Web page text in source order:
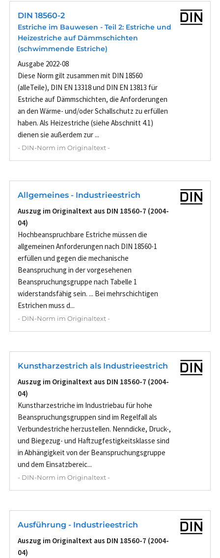
DIN 18560-2
Estriche im Bauwesen - Teil 2: Estriche und
Heizestriche auf Dämmschichten
(schwimmende Estriche)
Ausgabe 2022-08
Diese Norm gilt zusammen mit DIN 18560
(alleTeile), DIN EN 13318 und DIN EN 13813 für
Estriche auf Dämmschichten, die Anforderungen
an den Wärme- und/oder Schallschutz zu erfüllen
haben. Als Heizestriche (siehe Abschnitt 4.1)
dienen sie außerdem zur ...
- DIN-Norm im Originaltext -
Allgemeines - Industrieestrich
Auszug im Originaltext aus DIN 18560-7 (2004-
04)
Hochbeanspruchbare Estriche müssen die
allgemeinen Anforderungen nach DIN 18560-1
erfüllen und gegen die mechanische
Beanspruchung in der vorgesehenen
Beanspruchungsgruppe nach Tabelle 1
widerstandsfähig sein. ... Bei mehrschichtigen
Estrichen muss d...
- DIN-Norm im Originaltext -
Kunstharzestrich als Industrieestrich
Auszug im Originaltext aus DIN 18560-7 (2004-
04)
Kunstharzestriche im Industriebau für hohe
Beanspruchungsgruppen sind im Regelfall als
Verbundestriche herzustellen. Nenndicke, Druck-,
und Biegezug- und Haftzugfestigkeitsklasse sind
in Abhängigkeit von der Beanspruchungsgruppe
und dem Einsatzbereic...
- DIN-Norm im Originaltext -
Ausführung - Industrieestrich
Auszug im Originaltext aus DIN 18560-7 (2004-
04)